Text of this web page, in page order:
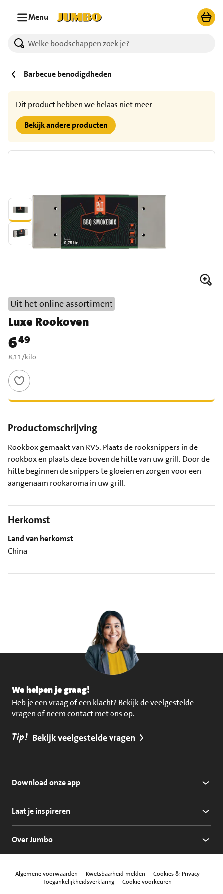
Menu
Barbecue benodigdheden
Dit product hebben we helaas niet meer
Bekijk andere producten
Luxe Rookoven
Prijs: € 6,49
649
€ 8,11 per kilo
8,11/kilo
Uit het online assortiment
Productomschrijving
Rookbox gemaakt van RVS. Plaats de rooksnippers in de
rookbox en plaats deze boven de hitte van uw grill. Door de
hitte beginnen de snippers te gloeien en zorgen voor een
aangenaam rookaroma in uw grill.
Herkomst
Land van herkomst
China
We helpen je graag!
Heb je een vraag of een klacht? Bekijk de veelgestelde
vragen of neem contact met ons op.
Tip! Bekijk veelgestelde vragen
Download onze app
Laat je inspireren
Over Jumbo
Algemene voorwaarden Kwetsbaarheid melden
Cookies & Privacy
Toegankelijkheidsverklaring
Cookie voorkeuren